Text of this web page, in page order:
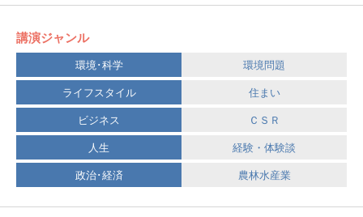
講演ジャンル
環境･科学
環境問題
ライフスタイル
住まい
ビジネス
ＣＳＲ
人生
経験・体験談
政治･経済
農林水産業